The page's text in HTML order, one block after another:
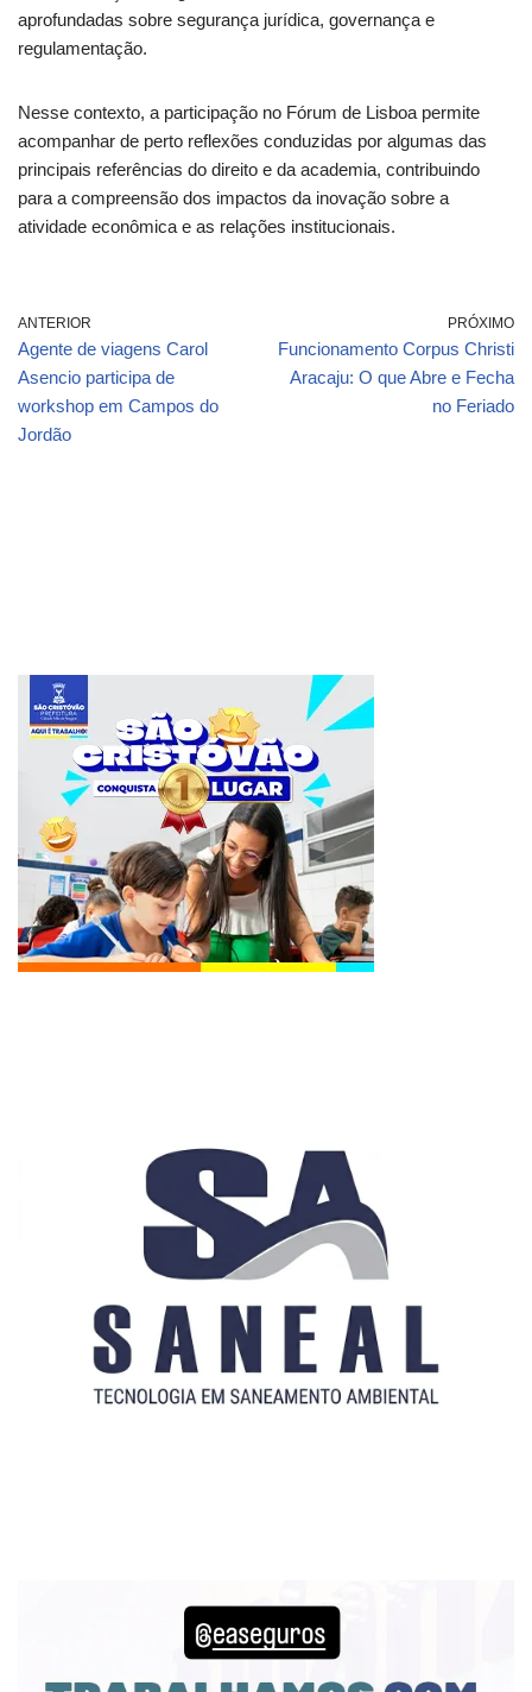
aprofundadas sobre segurança jurídica, governança e
regulamentação.
Nesse contexto, a participação no Fórum de Lisboa permite
acompanhar de perto reflexões conduzidas por algumas das
principais referências do direito e da academia, contribuindo
para a compreensão dos impactos da inovação sobre a
atividade econômica e as relações institucionais.
ANTERIOR
Agente de viagens Carol
Asencio participa de
workshop em Campos do
Jordão
PRÓXIMO
Funcionamento Corpus Christi
Aracaju: O que Abre e Fecha
no Feriado